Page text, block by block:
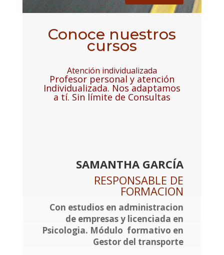
Conoce nuestros
cursos
Atención individualizada
Profesor personal y atención
Individualizada. Nos adaptamos
a tí. Sin límite de Consultas
SAMANTHA GARCÍA
RESPONSABLE DE
FORMACION
Con estudios en administracion
de empresas y licenciada en
Psicologia. Módulo formativo en
Gestor del transporte